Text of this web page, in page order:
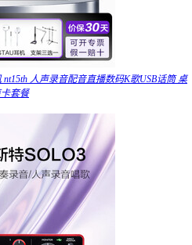
人声录音配音直播数码K歌USB话筒 桌
套餐